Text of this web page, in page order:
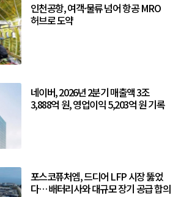
인천공항, 여객·물류 넘어 항공 MRO
허브로 도약
네이버, 2026년 2분기 매출액 3조
3,888억 원, 영업이익 5,203억 원 기록
포스코퓨처엠, 드디어 LFP 시장 뚫었
다… 배터리사와 대규모 장기 공급 합의